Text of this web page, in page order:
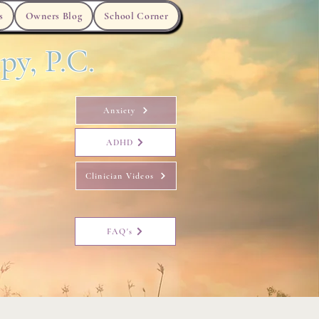
Owners Blog School Corner
P.C.
Anxiety
ADHD
Clinician Videos
FAQ's